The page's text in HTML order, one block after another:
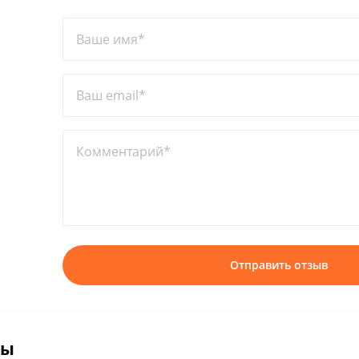
Ваше имя*
Ваш email*
Комментарий*
Отправить отзыв